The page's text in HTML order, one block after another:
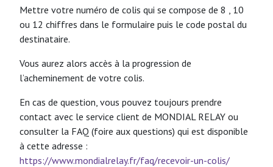
Mettre votre numéro de colis qui se compose de 8 , 10
ou 12 chiffres dans le formulaire puis le code postal du
destinataire.
Vous aurez alors accès à la progression de
l’acheminement de votre colis.
En cas de question, vous pouvez toujours prendre
contact avec le service client de MONDIAL RELAY ou
consulter la FAQ (foire aux questions) qui est disponible
à cette adresse :
https://www.mondialrelay.fr/faq/recevoir-un-colis/